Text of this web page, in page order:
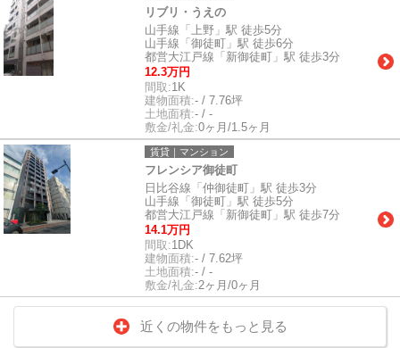
リブリ・うえの
山手線「上野」駅 徒歩5分
山手線「御徒町」駅 徒歩6分
都営大江戸線「新御徒町」駅 徒歩3分
12.3万円
間取:1K
建物面積:- / 7.76坪
土地面積:- / -
敷金/礼金:0ヶ月/1.5ヶ月
賃貸｜マンション
フレンシア御徒町
日比谷線「仲御徒町」駅 徒歩3分
山手線「御徒町」駅 徒歩5分
都営大江戸線「新御徒町」駅 徒歩7分
14.1万円
間取:1DK
建物面積:- / 7.62坪
土地面積:- / -
敷金/礼金:2ヶ月/0ヶ月
近くの物件をもっと見る